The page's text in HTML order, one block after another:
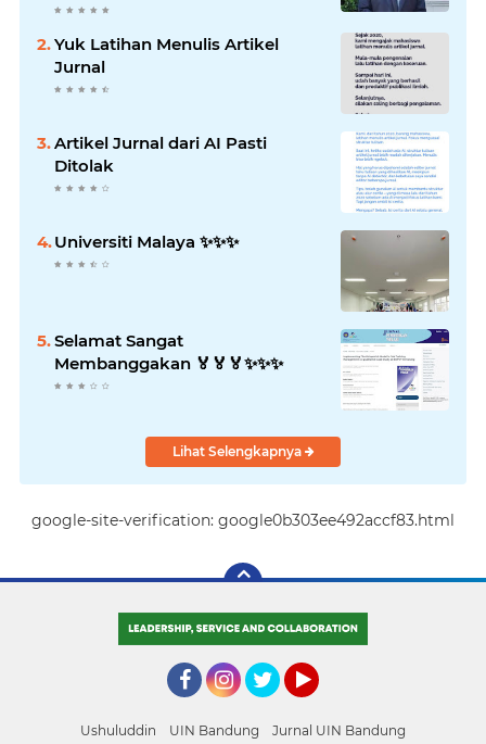
Yuk Latihan Menulis Artikel
Jurnal
Artikel Jurnal dari AI Pasti
Ditolak
Universiti Malaya ✨️✨️✨️
Selamat Sangat
Membanggakan 🏅🏅🏅✨️✨️✨️
Lihat Selengkapnya
google-site-verification: google0b303ee492accf83.html
Ushuluddin UIN Bandung Jurnal UIN Bandung